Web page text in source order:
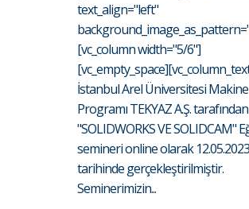
text_align="left"
[vc_column width="5/6"]
İstanbul Arel Üniversitesi Makine
Programı TEKYAZ A.Ş. tarafından
"SOLIDWORKS VE SOLIDCAM"
semineri online olarak 12.05.2023
tarihinde gerçekleştirilmiştir.
Seminerimizin...